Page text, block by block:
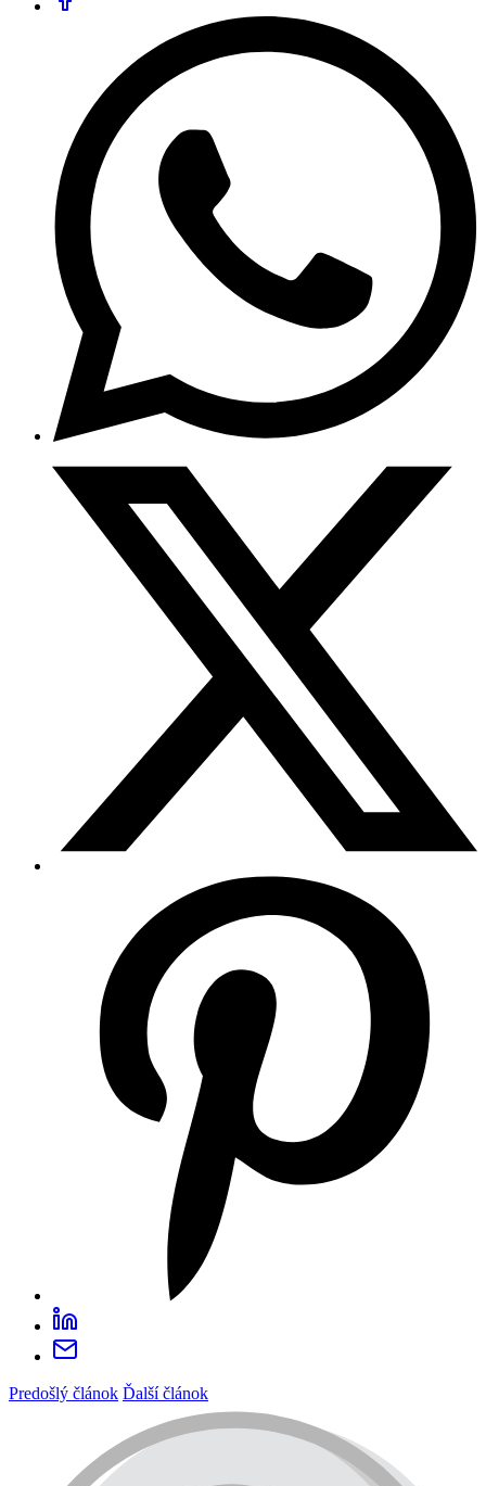
Predošlý článok Ďalší článok